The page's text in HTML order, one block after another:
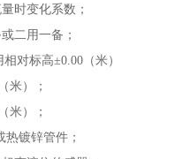
时变化系数；
二用一备；
对标高±0.00（米）
米）；
米）；
热镀锌管件；